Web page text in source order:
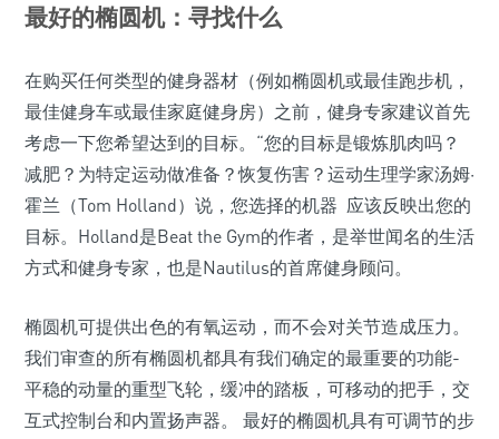
最好的椭圆机：寻找什么
在购买任何类型的健身器材（例如椭圆机或最佳跑步机，
最佳健身车或最佳家庭健身房）之前，健身专家建议首先
考虑一下您希望达到的目标。“您的目标是锻炼肌肉吗？
减肥？为特定运动做准备？恢复伤害？运动生理学家汤姆·
霍兰（Tom Holland）说，您选择的机器 应该反映出您的
目标。Holland是Beat the Gym的作者，是举世闻名的生活
方式和健身专家，也是Nautilus的首席健身顾问。
椭圆机可提供出色的有氧运动，而不会对关节造成压力。
我们审查的所有椭圆机都具有我们确定的最重要的功能-
平稳的动量的重型飞轮，缓冲的踏板，可移动的把手，交
互式控制台和内置扬声器。 最好的椭圆机具有可调节的步